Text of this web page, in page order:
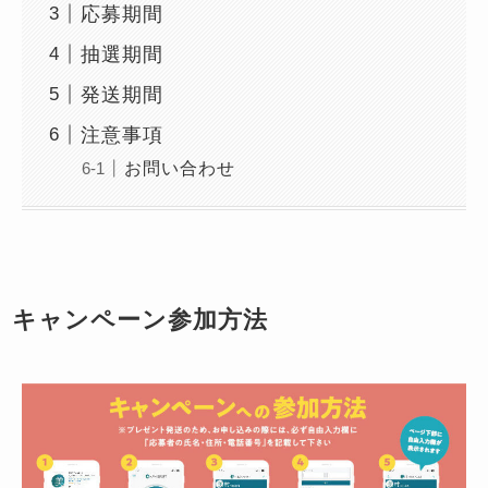
応募期間
抽選期間
発送期間
注意事項
お問い合わせ
キャンペーン参加方法